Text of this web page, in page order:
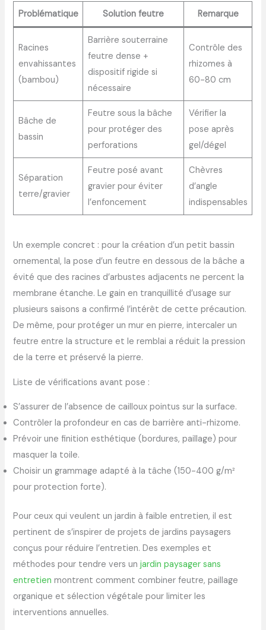
Problématique
Solution feutre Remarque
Racines
envahissantes
(bambou)
Barrière souterraine
feutre dense +
dispositif rigide si
nécessaire
Contrôle des
rhizomes à
60-80 cm
Bâche de
bassin
Feutre sous la bâche
pour protéger des
perforations
Vérifier la
pose après
gel/dégel
Séparation
terre/gravier
Feutre posé avant
gravier pour éviter
l’enfoncement
Chèvres
d’angle
indispensables
Un exemple concret : pour la création d’un petit bassin
ornemental, la pose d’un feutre en dessous de la bâche a
évité que des racines d’arbustes adjacents ne percent la
membrane étanche. Le gain en tranquillité d’usage sur
plusieurs saisons a confirmé l’intérêt de cette précaution.
De même, pour protéger un mur en pierre, intercaler un
feutre entre la structure et le remblai a réduit la pression
de la terre et préservé la pierre.
Liste de vérifications avant pose :
S’assurer de l’absence de cailloux pointus sur la surface.
Contrôler la profondeur en cas de barrière anti-rhizome.
Prévoir une finition esthétique (bordures, paillage) pour
masquer la toile.
Choisir un grammage adapté à la tâche (150-400 g/m²
pour protection forte).
Pour ceux qui veulent un jardin à faible entretien, il est
pertinent de s’inspirer de projets de jardins paysagers
conçus pour réduire l’entretien. Des exemples et
méthodes pour tendre vers unjardin paysager sans
entretien montrent comment combiner feutre, paillage
organique et sélection végétale pour limiter les
interventions annuelles.